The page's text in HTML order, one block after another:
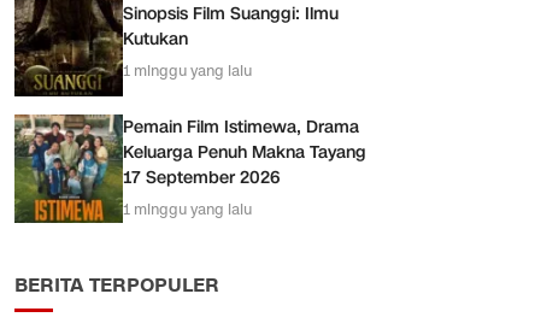
Sinopsis Film Suanggi: Ilmu
Kutukan
1 minggu yang lalu
Pemain Film Istimewa, Drama
Keluarga Penuh Makna Tayang
17 September 2026
1 minggu yang lalu
BERITA TERPOPULER